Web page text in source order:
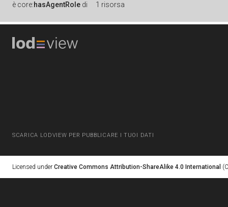
è core:hasAgentRole di 1 risorsa
SCARICA LODVIEW PER PUBBLICARE I TUOI DATI
Licensed under Creative Commons Attribution-ShareAlike 4.0 International